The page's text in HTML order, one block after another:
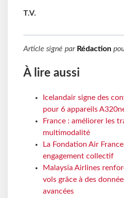
T.V.
Article signé par Rédaction
À lire aussi
Icelandair signe des
pour 6 appareils
France : améliorer les
multimodalité
La Fondation Air
engagement collectif
Malaysia Airlines
vols grâce à des
avancées